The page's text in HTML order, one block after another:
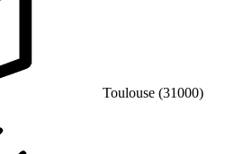
Toulouse (31000)